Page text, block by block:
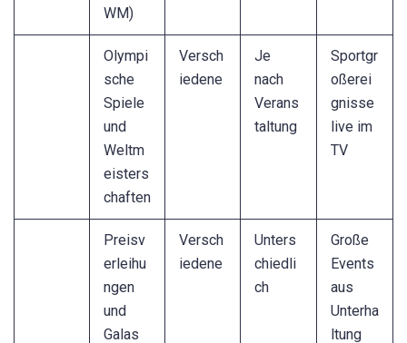
WM)
Olympi
sche
Spiele
und
Weltm
eisters
chaften
Versch
iedene
Je
nach
Verans
taltung
Sportgr
oßerei
gnisse
live im
TV
Preisv
erleihu
ngen
und
Galas
Versch
iedene
Unters
chiedli
ch
Große
Events
aus
Unterha
ltung